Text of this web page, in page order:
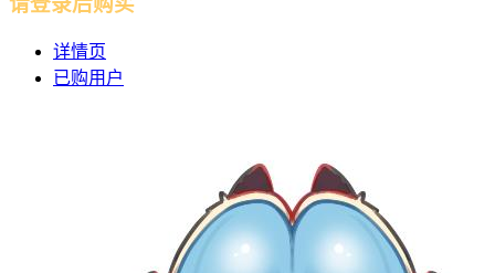
详情页
已购用户